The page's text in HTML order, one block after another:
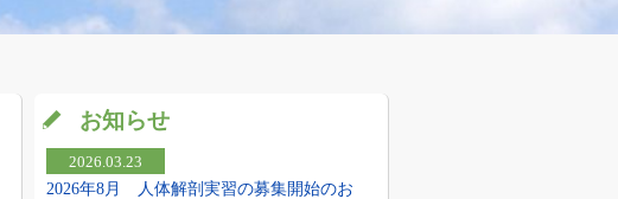
お知らせ
2026.03.23
2026年8月 人体解剖実習の募集開始のお